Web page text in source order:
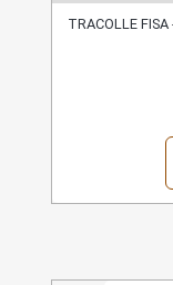
TRACOLLE